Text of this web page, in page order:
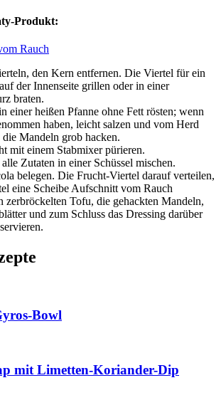
Produkt:
Rauch
den Kern entfernen. Die Viertel für ein
der Innenseite grillen oder in einer
braten.
einer heißen Pfanne ohne Fett rösten; wenn
haben, leicht salzen und vom Herd
die Mandeln grob hacken.
mit einem Stabmixer pürieren.
Zutaten in einer Schüssel mischen.
belegen. Die Frucht-Viertel darauf verteilen,
eine Scheibe Aufschnitt vom Rauch
zerbröckelten Tofu, die gehackten Mandeln,
und zum Schluss das Dressing darüber
Bowl
mit Limetten-Koriander-Dip